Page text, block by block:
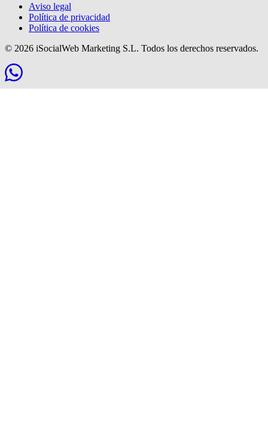
Aviso legal
Política de privacidad
Política de cookies
© 2026 iSocialWeb Marketing S.L. Todos los derechos reservados.